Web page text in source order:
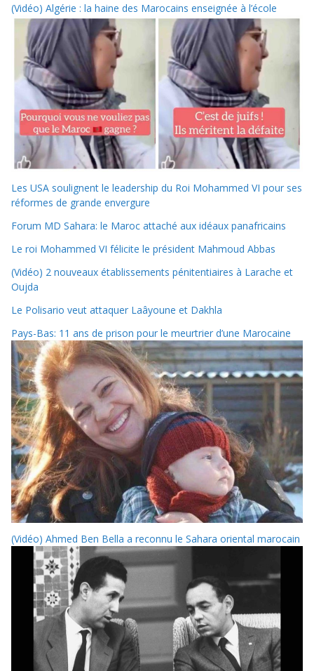
(Vidéo) Algérie : la haine des Marocains enseignée à l’école
Les USA soulignent le leadership du Roi Mohammed VI pour ses
réformes de grande envergure
Forum MD Sahara: le Maroc attaché aux idéaux panafricains
Le roi Mohammed VI félicite le président Mahmoud Abbas
(Vidéo) 2 nouveaux établissements pénitentiaires à Larache et
Oujda
Le Polisario veut attaquer Laâyoune et Dakhla
Pays-Bas: 11 ans de prison pour le meurtrier d’une Marocaine
(Vidéo) Ahmed Ben Bella a reconnu le Sahara oriental marocain